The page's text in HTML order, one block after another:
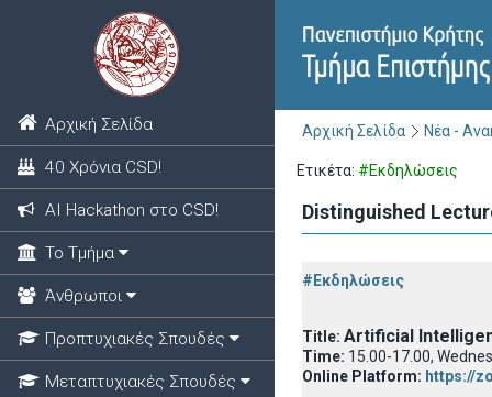
Αρχική Σελίδα
40 Χρόνια CSD!
ΑΙ Hackathon στο CSD!
Το Τμήμα
Άνθρωποι
Προπτυχιακές Σπουδές
Μεταπτυχιακές Σπουδές
Αρχική Σελίδα Νέα -
Ετικέτα: #Εκδηλώσεις
Distinguished
#Εκδηλώσεις
Title: Artificial
Time: 15.00-17.00,
Online Platform: https://